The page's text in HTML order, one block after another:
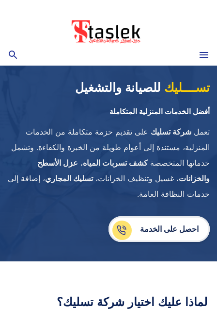
المحتوى
القائمة بحث
تســــليك للصيانة والتشغيل
أفضل الخدمات المنزلية المتكاملة
تعمل شركة تسليك على تقديم حزمة متكاملة من الخدمات
المنزلية، مستندة إلى أعوام طويلة من الخبرة والكفاءة. وتشمل
خدماتها المتخصصةكشف تسربات المياه، عزل الأسطح
والخزانات، غسيل وتنظيف الخزانات،تسليك المجاري، إضافة إلى
خدمات النظافة العامة.
احصل على الخدمة
لماذا عليك اختيار شركة تسليك؟